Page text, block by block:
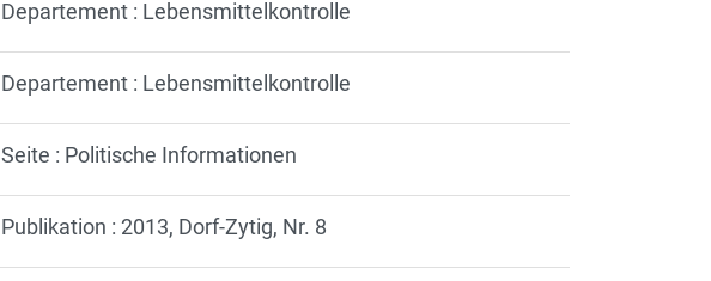
Departement : Lebensmittelkontrolle
Departement : Lebensmittelkontrolle
Seite : Politische Informationen
Publikation : 2013, Dorf-Zytig, Nr. 8